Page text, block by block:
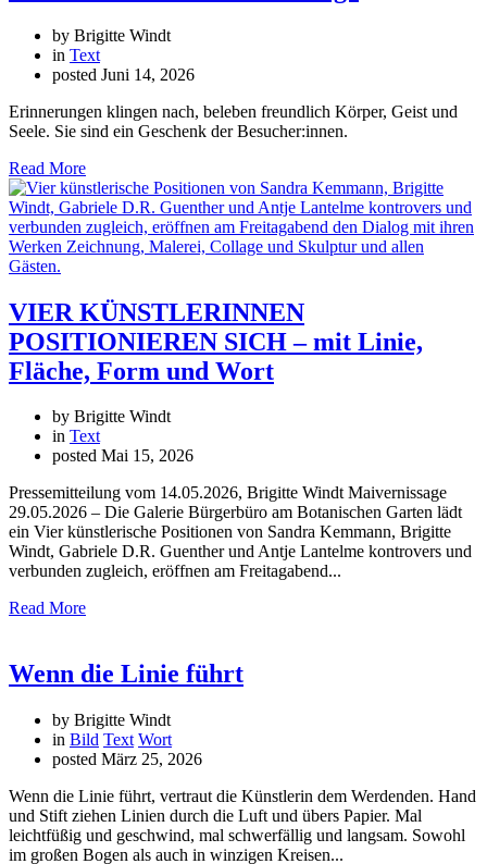
by Brigitte Windt
in Text
posted Juni 14, 2026
Erinnerungen klingen nach, beleben freundlich Körper, Geist und
Seele. Sie sind ein Geschenk der Besucher:innen.
Read More
VIER KÜNSTLERINNEN
POSITIONIEREN SICH – mit Linie,
Fläche, Form und Wort
by Brigitte Windt
in Text
posted Mai 15, 2026
Pressemitteilung vom 14.05.2026, Brigitte Windt Maivernissage
29.05.2026 – Die Galerie Bürgerbüro am Botanischen Garten lädt
ein Vier künstlerische Positionen von Sandra Kemmann, Brigitte
Windt, Gabriele D.R. Guenther und Antje Lantelme kontrovers und
verbunden zugleich, eröffnen am Freitagabend...
Read More
Wenn die Linie führt
by Brigitte Windt
in Bild Text Wort
posted März 25, 2026
Wenn die Linie führt, vertraut die Künstlerin dem Werdenden. Hand
und Stift ziehen Linien durch die Luft und übers Papier. Mal
leichtfüßig und geschwind, mal schwerfällig und langsam. Sowohl
im großen Bogen als auch in winzigen Kreisen...